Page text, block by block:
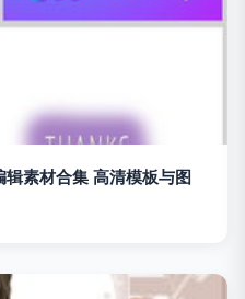
素材合集 高清模板与图